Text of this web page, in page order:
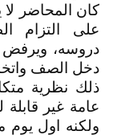
كان المحاضر
على التزام
دروسه،
دخل الصف واتخذ
ذلك نظرية
عامة غير
ولكنه اول